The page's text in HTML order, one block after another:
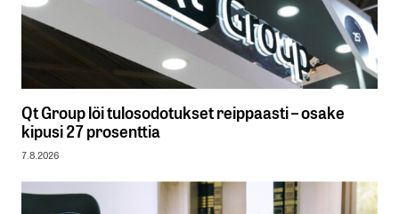
Qt Group löi tulosodotukset reippaasti – osake
kipusi 27 prosenttia
7.8.2026